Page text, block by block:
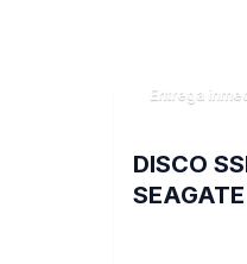
Entrega
DISCO